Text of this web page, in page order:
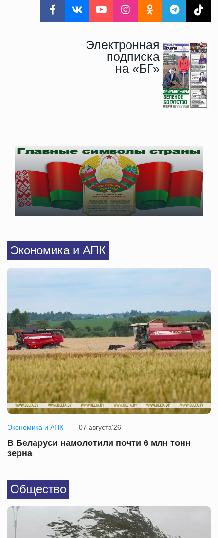
Электронная
подписка
на «БГ»
Экономика и АПК
Экономика и АПК 07 августа'26
В Беларуси намолотили почти 6 млн тонн
зерна
Общество